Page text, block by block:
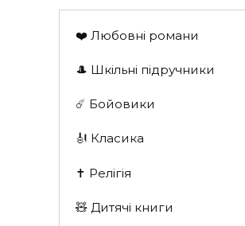
❤️ Любовні романи
🎩 Шкільні підручники
☄️ Бойовики
🎻 Класика
✝️ Релігія
🧸 Дитячі книги